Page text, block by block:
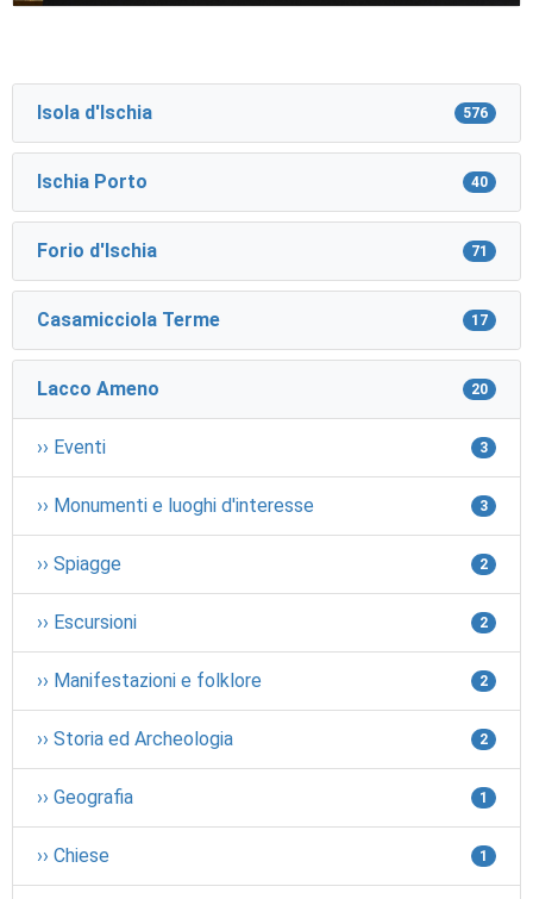
Isola d'Ischia 576
Ischia Porto 40
Forio d'Ischia 71
Casamicciola Terme 17
Lacco Ameno 20
›› Eventi 3
›› Monumenti e luoghi d'interesse 3
›› Spiagge 2
›› Escursioni 2
›› Manifestazioni e folklore 2
›› Storia ed Archeologia 2
›› Geografia 1
›› Chiese 1